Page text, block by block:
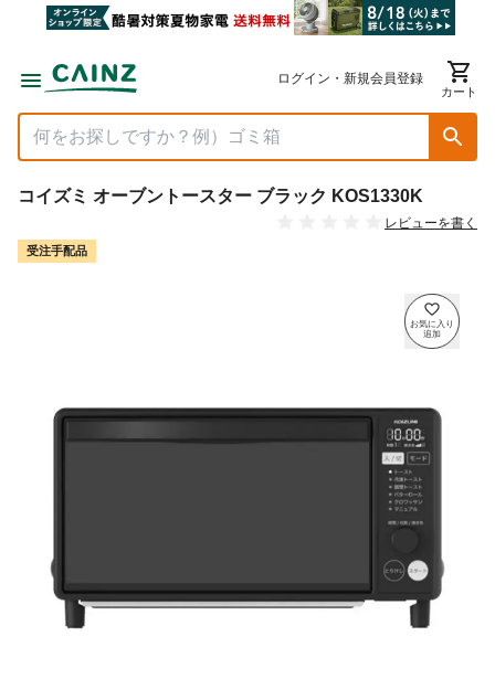
ログイン・新規会員登録
カート
コイズミ オーブントースター ブラック KOS1330K
レビューを書く
受注手配品